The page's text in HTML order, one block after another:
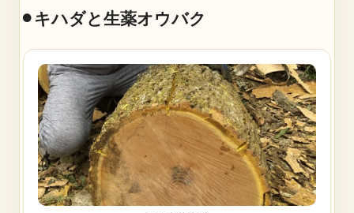
⚫︎キハダと生薬オウバク